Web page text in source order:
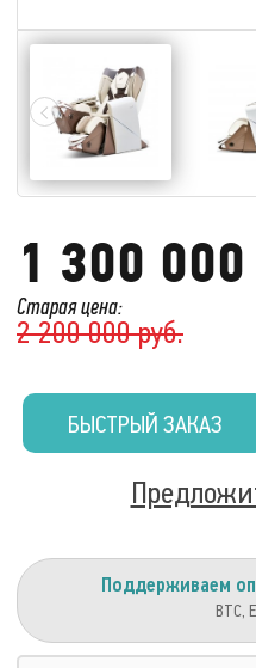
Старая цена:
2 200 000 руб.
1 300 000
БЫСТРЫЙ ЗАКАЗ
Поддерживаем
BTC,